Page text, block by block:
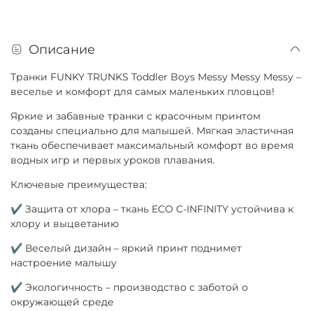
Описание
Транки FUNKY TRUNKS Toddler Boys Messy Messy Messy –
веселье и комфорт для самых маленьких пловцов!
Яркие и забавные транки с красочным принтом
созданы специально для малышей. Мягкая эластичная
ткань обеспечивает максимальный комфорт во время
водных игр и первых уроков плавания.
Ключевые преимущества:
✔ Защита от хлора – ткань ECO C-INFINITY устойчива к
хлору и выцветанию
✔ Веселый дизайн – яркий принт поднимет
настроение малышу
✔ Экологичность – производство с заботой о
окружающей среде